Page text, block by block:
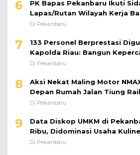
6
PK Bapas Pekanbaru Ikuti
Lapas/Rutan Wilayah Kerja
Umum Jelang Hari
Di Pekanbaru
7
133 Personel Berprestasi
Kapolda Riau: Bangun
dengan Karya Nyata
Di Pekanbaru
8
Aksi Nekat Maling Motor
Depan Rumah Jalan Tiung
Minta Pelaku Ditangkap Pihak
Di Pekanbaru
9
Data Diskop UMKM di
Ribu, Didominasi Usaha
Di Pekanbaru